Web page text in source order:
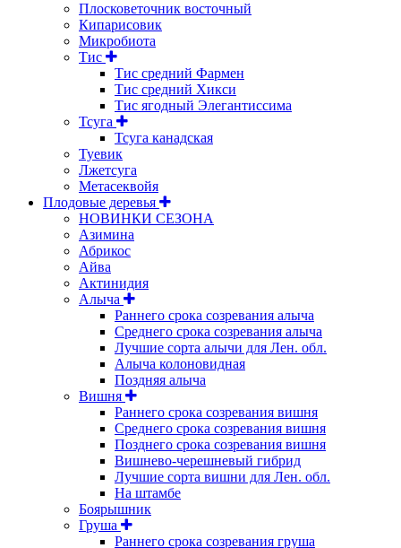
Плосковеточник восточный
Кипарисовик
Микробиота
Тис
Тис средний Фармен
Тис средний Хикси
Тис ягодный Элегантиссима
Тсуга
Тсуга канадская
Туевик
Лжетсуга
Метасеквойя
Плодовые деревья
НОВИНКИ СЕЗОНА
Азимина
Абрикос
Айва
Актинидия
Алыча
Раннего срока созревания алыча
Среднего срока созревания алыча
Лучшие сорта алычи для Лен. обл.
Алыча колоновидная
Поздняя алыча
Вишня
Раннего срока созревания вишня
Среднего срока созревания вишня
Позднего срока созревания вишня
Вишнево-черешневый гибрид
Лучшие сорта вишни для Лен. обл.
На штамбе
Боярышник
Груша
Раннего срока созревания груша